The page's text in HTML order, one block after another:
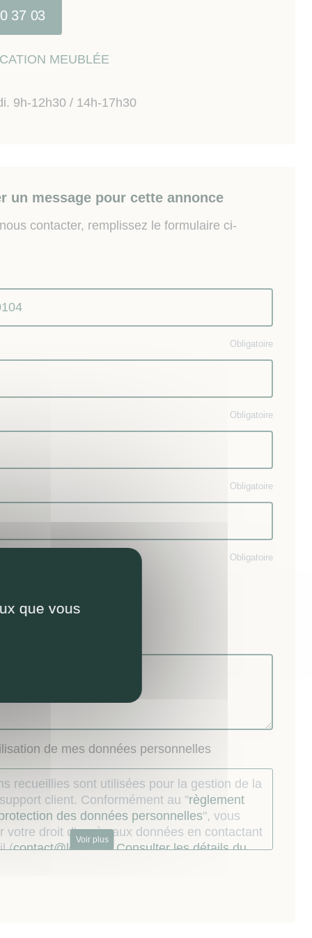
37 03
MEUBLÉE
9h-12h30 / 14h-17h30
un message pour cette annonce
contacter, remplissez le formulaire ci-
Obligatoire
Obligatoire
Obligatoire
Obligatoire
de mes données personnelles
recueillies sont utilisées pour la gestion de la
client. Conformément au "règlement
des données personnelles", vous
votre droit d'accès aux données en contactant
(contact@lokizi.fr).Consulter les détails du
dont les coordonnées téléphoniques ont
par le Mandataire à l’occasion de la relation
Voir plus
que vous